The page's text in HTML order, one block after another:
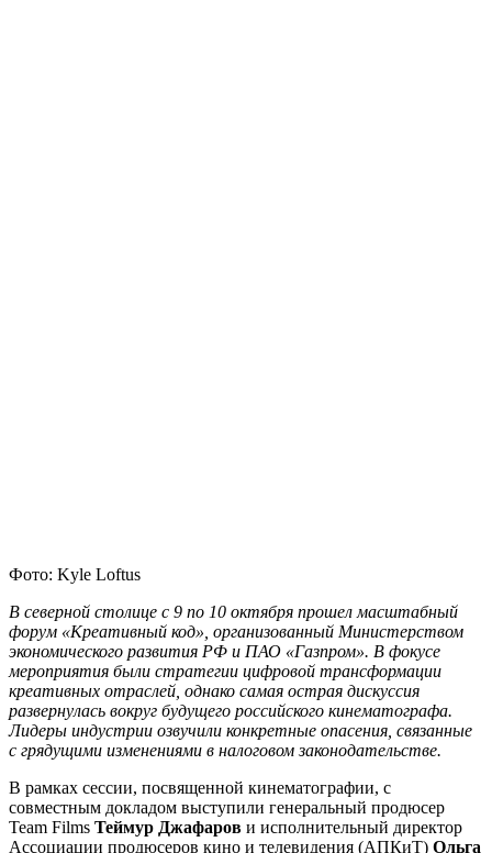
Фото: Kyle Loftus
В северной столице с 9 по 10 октября прошел масштабный
форум «Креативный код», организованный Министерством
экономического развития РФ и ПАО «Газпром». В фокусе
мероприятия были стратегии цифровой трансформации
креативных отраслей, однако самая острая дискуссия
развернулась вокруг будущего российского кинематографа.
Лидеры индустрии озвучили конкретные опасения, связанные
с грядущими изменениями в налоговом законодательстве.
В рамках сессии, посвященной кинематографии, с
совместным докладом выступили генеральный продюсер
Team Films Теймур Джафаров и исполнительный директор
Ассоциации продюсеров кино и телевидения (АПКиТ) Ольга